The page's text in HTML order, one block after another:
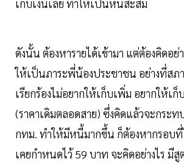
เก็บเงินเลย ทำให้เป็นหนี้สะสม
ดังนั้น ต้องหารายได้เข้ามา แต่ต้องคิดอย่
ให้เป็นภาระพี่น้องประชาชน อย่างที่สภ
เรียกร้องไม่อยากให้เก็บเพิ่ม อยากให้เ
(ราคาเดิมตลอดสาย) ซึ่งคิดแล้วจะกระท
กทม. ทำให้มีหนี้มากขึ้น ก็ต้องหากรอบที่
เคยกำหนดไว้ 59 บาท จะคิดอย่างไร มีสู